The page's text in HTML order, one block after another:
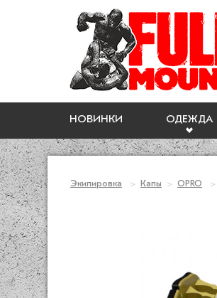
НОВИНКИ ОДЕЖДА
Экипировка Капы OPRO